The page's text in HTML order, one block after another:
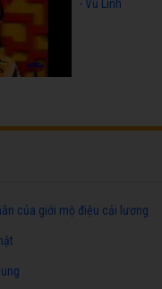
- Vũ Linh
của giới mộ điệu cải lương